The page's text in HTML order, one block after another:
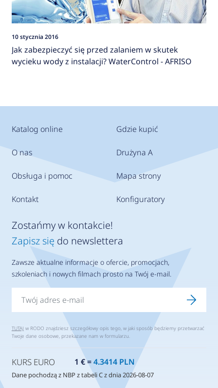
10 stycznia 2016
Jak zabezpieczyć się przed zalaniem w skutek
wycieku wody z instalacji? WaterControl - AFRISO
Katalog online
O nas
Obsługa i pomoc
Kontakt
Gdzie kupić
Drużyna A
Mapa strony
Konfiguratory
Zostańmy w kontakcie!
Zapisz się do newslettera
Zawsze aktualne informacje o ofercie, promocjach,
szkoleniach i nowych filmach prosto na Twój e-mail.
TUTAJ w RODO znajdziesz szczegółowy opis tego, w jaki sposób będziemy przetwarzać
Twoje dane osobowe, przekazane nam w formularzu.
KURS EURO 1 € =4.3414 PLN
Dane pochodzą z NBP z tabeli C z dnia 2026-08-07